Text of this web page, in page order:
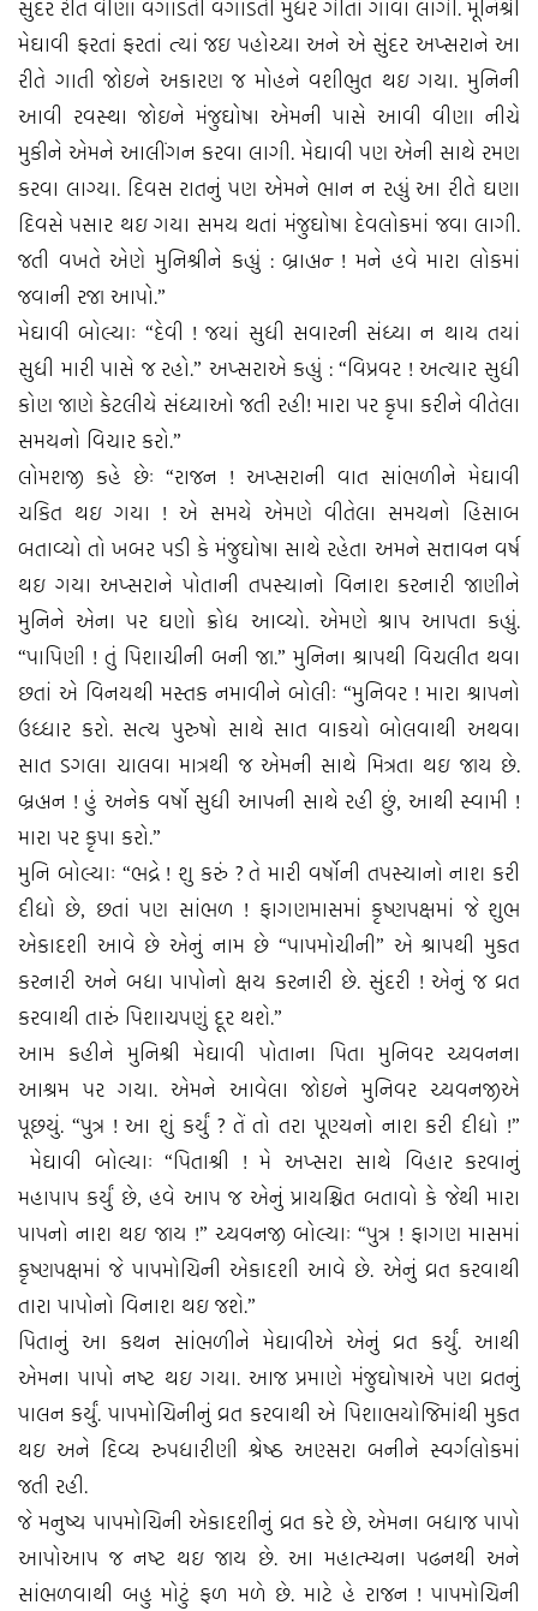
સુંદર રીતે વીણા વગાડતી વગાડતી મુધર ગીતો ગાવા લાગી. મૂનિશ્રી
મેઘાવી ફરતાં ફરતાં ત્‍યાં જઇ પહોચ્‍યા અને એ સુંદર અપ્‍સરાને આ
રીતે ગાતી જોઇને અકારણ જ મોહને વશીભુત થઇ ગયા. મુનિની
આવી રવસ્‍થા જોઇને મંજુઘોષા એમની પાસે આવી વીણા નીચે
મુકીને એમને આલીંગન કરવા લાગી. મેઘાવી પણ એની સાથે રમણ
કરવા લાગ્‍યા. દિવસ રાતનું પણ એમને ભાન ન રહ્યું આ રીતે ઘણા
દિવસે પસાર થઇ ગયા સમય થતાં મંજુઘોષા દેવલોકમાં જવા લાગી.
જતી વખતે એણે મુનિશ્રીને કહ્યું : બ્રાહ્મન્ ! મને હવે મારા લોકમાં
જવાની રજા આપો.”
મેઘાવી બોલ્‍યાઃ “દેવી ! જયાં સુધી સવારની સંધ્‍યા ન થાય તયાં
સુધી મારી પાસે જ રહો.” અપ્‍સરાએ કહ્યું : “વિપ્રવર ! અત્‍યાર સુધી
કોણ જાણે કેટલીયે સંધ્‍યાઓ જતી રહી! મારા પર કૃપા કરીને વીતેલા
સમયનો વિચાર કરો.”
લોમશજી કહે છેઃ “રાજન ! અપ્‍સરાની વાત સાંભળીને મેઘાવી
ચકિત થઇ ગયા ! એ સમયે એમણે વીતેલા સમયનો હિસાબ
બતાવ્‍યો તો ખબર પડી કે મંજુઘોષા સાથે રહેતા અમને સત્તાવન વર્ષ
થઇ ગયા અપ્‍સરાને પોતાની તપસ્‍યાનો વિનાશ કરનારી જાણીને
મુનિને એના પર ઘણો ક્રોધ આવ્‍યો. એમણે શ્રાપ આપતા કહ્યું.
“પાપિણી ! તું પિશાચીની બની જા.” મુનિના શ્રાપથી વિચલીત થવા
છતાં એ વિનયથી મસ્‍તક નમાવીને બોલીઃ “મુનિવર ! મારા શ્રાપનો
ઉધ્‍ધાર કરો. સત્‍ય પુરુષો સાથે સાત વાકયો બોલવાથી અથવા
સાત ડગલા ચાલવા માત્રથી જ એમની સાથે મિત્રતા થઇ જાય છે.
બ્રહ્મન ! હું અનેક વર્ષો સુધી આપની સાથે રહી છું, આથી સ્‍વામી !
મારા પર કૃપા કરો.”
મુનિ બોલ્‍યાઃ “ભદ્રે ! શુ કરું ? તે મારી વર્ષોની તપસ્‍યાનો નાશ કરી
દીધો છે, છતાં પણ સાંભળ ! ફાગણમાસમાં કૃષ્‍ણપક્ષમાં જે શુભ
એકાદશી આવે છે એનું નામ છે “પાપમોચીની” એ શ્રાપથી મુકત
કરનારી અને બધા પાપોનો ક્ષય કરનારી છે. સુંદરી ! એનું જ વ્રત
કરવાથી તારું પિશાચપણું દૂર થશે.”
આમ કહીને મુનિશ્રી મેઘાવી પોતાના પિતા મુનિવર ચ્‍યવનના
આશ્રમ પર ગયા. એમને આવેલા જોઇને મુનિવર ચ્‍યવનજીએ
પૂછયું. “પુત્ર ! આ શું કર્યું ? તેં તો તરા પૂણ્યનો નાશ કરી દીધો !”
મેઘાવી બોલ્‍યાઃ “પિતાશ્રી ! મે અપ્‍સરા સાથે વિહાર કરવાનું
મહાપાપ કર્યું છે, હવે આપ જ એનું પ્રાયશ્ચિત બતાવો કે જેથી મારા
પાપનો નાશ થઇ જાય !” ચ્‍યવનજી બોલ્‍યાઃ “પુત્ર ! ફાગણ માસમાં
કૃષ્‍ણપક્ષમાં જે પાપમોચિની એકાદશી આવે છે. એનું વ્રત કરવાથી
તારા પાપોનો વિનાશ થઇ જશે.”
પિતાનું આ કથન સાંભળીને મેઘાવીએ એનું વ્રત કર્યું. આથી
એમના પાપો નષ્‍ટ થઇ ગયા. આજ પ્રમાણે મંજુઘોષાએ પણ વ્રતનું
પાલન કર્યું. પાપમોચિનીનું વ્રત કરવાથી એ પિશાભયોજિમાંથી મુકત
થઇ અને દિવ્‍ય રુપધારીણી શ્રેષ્‍ઠ અણ્‍સરા બનીને સ્‍વર્ગલોકમાં
જતી રહી.
જે મનુષ્‍ય પાપમોચિની એકાદશીનું વ્રત કરે છે, એમના બધાજ પાપો
આપોઆપ જ નષ્‍ટ થઇ જાય છે. આ મહાત્‍મ્‍યના પઢનથી અને
સાંભળવાથી બહુ મોટું ફળ મળે છે. માટે હે રાજન ! પાપમોચિની